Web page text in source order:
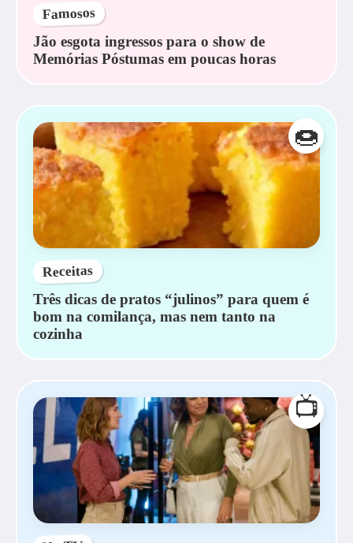
Famosos
Jão esgota ingressos para o show de
Memórias Póstumas em poucas horas
🍩
Receitas
Três dicas de pratos “julinos” para quem é
bom na comilança, mas nem tanto na
cozinha
📺